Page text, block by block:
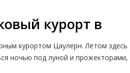
курорт в
курортом Цаулерн. Летом здесь
ночью под луной и прожекторами,